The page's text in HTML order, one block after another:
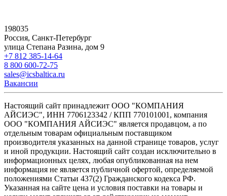
198035
Россия, Санкт-Петербург
улица Степана Разина, дом 9
+7 812 385-14-64
8 800 600-72-75
sales@icsbaltica.ru
Вакансии
Настоящий сайт принадлежит ООО "КОМПАНИЯ
АЙСИЭС", ИНН 7706123342 / КПП 770101001, компания
ООО "КОМПАНИЯ АЙСИЭС" является продавцом, а по
отдельным товарам официальным поставщиком
производителя указанных на данной странице товаров, услуг
и иной продукции. Настоящий сайт создан исключительно в
информационных целях, любая опубликованная на нем
информация не является публичной офертой, определяемой
положениями Статьи 437(2) Гражданского кодекса РФ.
Указанная на сайте цена и условия поставки на товары и